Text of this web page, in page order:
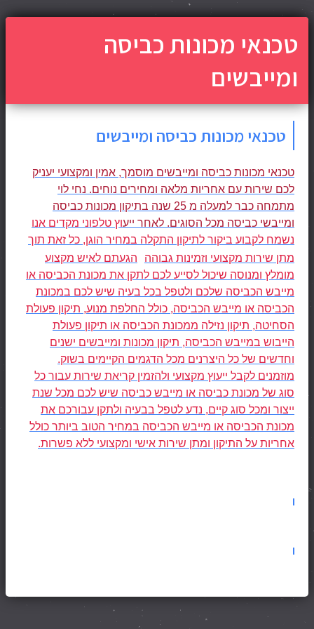
טכנאי מכונות כביסה
ומייבשים
טכנאי מכונות כביסה ומייבשים
טכנאי מכונות כביסה ומייבשים מוסמך, אמין ומקצועי יעניק
לכם שירות עם אחריות מלאה ומחירים נוחים. נחי לוי
מתמחה כבר למעלה מ 25 שנה בתיקון מכונות כביסה
ומייבשי כביסה מכל הסוגים. לאחר ייעוץ טלפוני מקדים אנו
נשמח לקבוע ביקור לתיקון התקלה במחיר הוגן, כל זאת תוך
מתן שירות מקצועי וזמינות גבוהה
הגעתם לאיש מקצוע
מומלץ ומנוסה שיכול לסייע לכם לתקן את מכונת הכביסה או
מייבש הכביסה שלכם ולטפל בכל בעיה שיש לכם במכונת
הכביסה או מייבש הכביסה, כולל החלפת מנוע, תיקון פעולת
הסחיטה, תיקון נזילה ממכונת הכביסה או תיקון פעולת
הייבוש במייבש הכביסה, תיקון מכונות ומייבשים ישנים
וחדשים של כל היצרנים מכל הדגמים הקיימים בשוק.
מוזמנים לקבל ייעוץ מקצועי ולהזמין קריאת שירות עבור כל
סוג של מכונת כביסה או מייבש כביסה שיש לכם מכל שנת
ייצור ומכל סוג קיים, נדע לטפל בבעיה ולתקן עבורכם את
מכונת הכביסה או מייבש הכביסה במחיר הטוב ביותר כולל
אחריות על התיקון ומתן שירות אישי ומקצועי ללא פשרות.